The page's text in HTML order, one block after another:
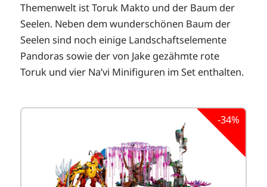
Themenwelt ist Toruk Makto und der Baum der
Seelen. Neben dem wunderschönen Baum der
Seelen sind noch einige Landschaftselemente
Pandoras sowie der von Jake gezähmte rote
Toruk und vier Na’vi Minifiguren im Set enthalten.
-34%